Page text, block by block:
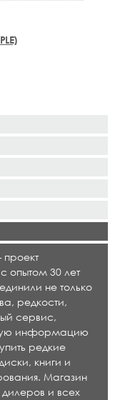
проект
опытом 30 лет
не только
редкости,
сервис,
информацию
редкие
книги и
Магазин
и всех